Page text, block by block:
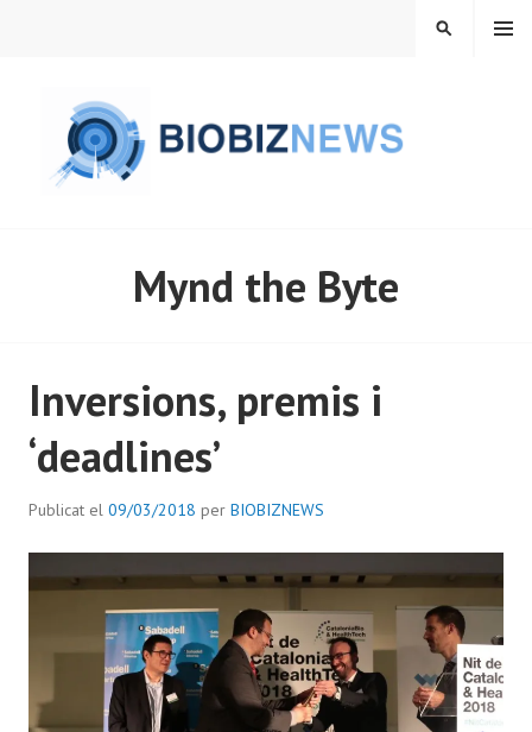
MENÚ
CERCA
Mynd the Byte
Inversions, premis i
‘deadlines’
Publicat el 09/03/2018 per BIOBIZNEWS